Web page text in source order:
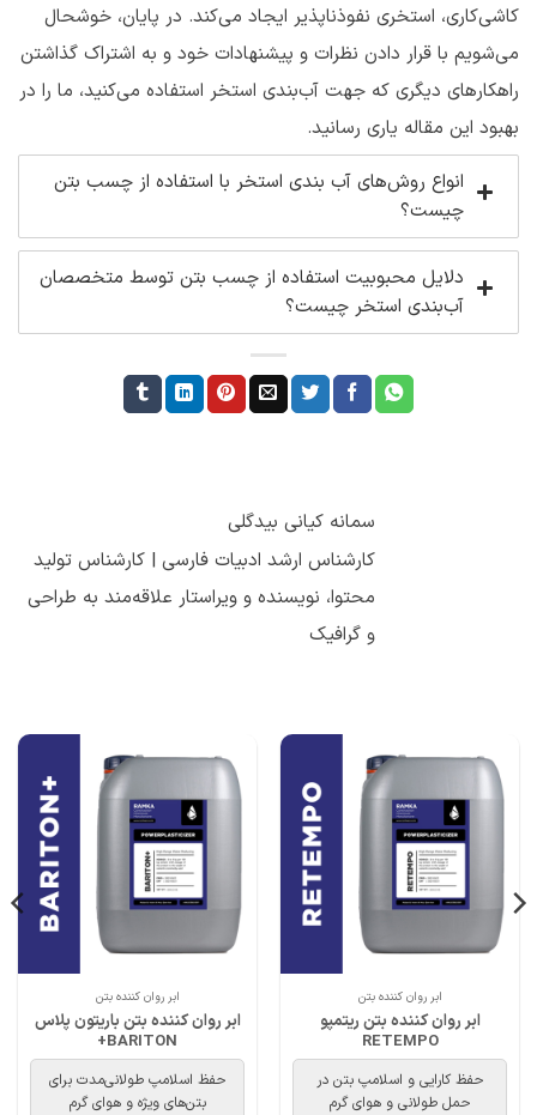
کاشی‌کاری، استخری نفوذناپذیر ایجاد می‌کند. در پایان، خوشحال
می‌شویم با قرار دادن نظرات و پیشنهادات خود و به اشتراک گذاشتن
راهکارهای دیگری که جهت آب‌بندی استخر استفاده می‌کنید، ما را در
بهبود این مقاله یاری رسانید.
انواع روش‌های آب بندی استخر با استفاده از چسب بتن
چیست؟
دلایل محبوبیت استفاده از چسب بتن توسط متخصصان
آب‌بندی استخر چیست؟
سمانه کیانی بیدگلی
کارشناس ارشد ادبیات فارسی | کارشناس تولید
محتوا، نویسنده و ویراستار علاقه‌مند به طراحی
و گرافیک
ابر روان کننده بتن
ابر روان کننده بتن ریتمپو
RETEMPO
حفظ کارایی و اسلامپ بتن در
حمل طولانی و هوای گرم
ابر روان کننده بتن
ابر روان کننده بتن باریتون پلاس
BARITON+
حفظ اسلامپ طولانی‌مدت برای
بتن‌های ویژه و هوای گرم